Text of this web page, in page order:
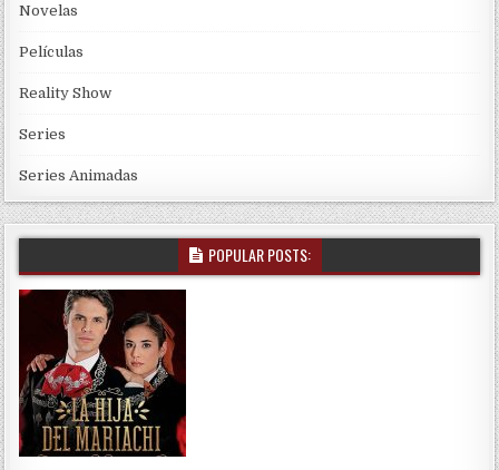
Novelas
Películas
Reality Show
Series
Series Animadas
POPULAR POSTS: